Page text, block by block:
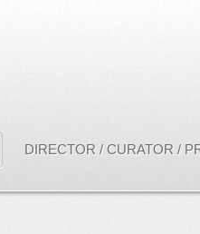
DIRECTOR / CURATOR /